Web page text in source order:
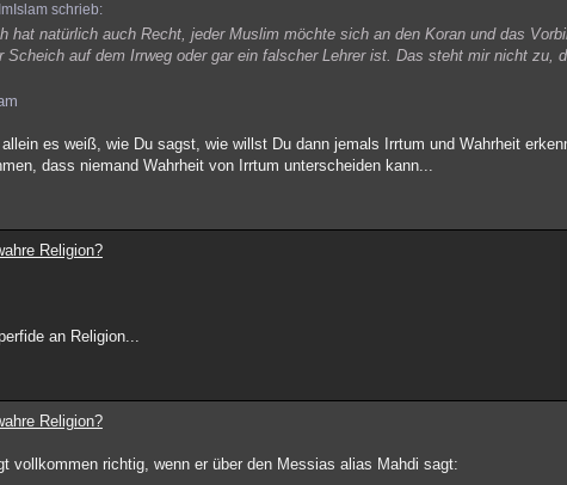
schrieb:
hat natürlich auch Recht, jeder Muslim möchte sich an den Koran und das
Scheich auf dem Irrweg oder gar ein falscher Lehrer ist. Das steht mir nicht zu,
es weiß, wie Du sagst, wie willst Du dann jemals Irrtum und Wahrheit
dass niemand Wahrheit von Irrtum unterscheiden kann...
Religion?
an Religion...
Religion?
vollkommen richtig, wenn er über den Messias alias Mahdi sagt: